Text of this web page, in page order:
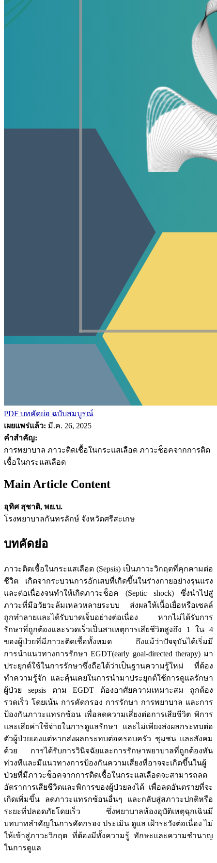
PDF บทคัดย่อ ฉบับสมบูรณ์
เผยแพร่แล้ว: มี.ค. 26, 2025
คำสำคัญ:
การพยาบาล ภาวะติดเชื้อในกระแสเลือด ภาวะช็อคจากการติด
เชื้อในกระแสเลือด
Main Article Content
อุทิศ สุชาติ, พย.บ.
โรงพยาบาลกันทรลักษ์ จังหวัดศรีสะเกษ
บทคัดย่อ
ภาวะติดเชื้อในกระแสเลือด (Sepsis) เป็นภาวะวิกฤตที่คุกคามต่อ
ชีวิต เกิดจากระบวนการอักเสบที่เกิดขึ้นในร่างกายอย่างรุนแรง
และต่อเนื่องจนทำให้เกิดภาวะช็อค (Septic shock) ซึ่งนําไปสู่
ภาวะที่มีอวัยวะล้มเหลวหลายระบบ ส่งผลให้เนื้อเยื่อหรือเซลล์
ถูกทำลายและได้รับบาดเจ็บอย่างต่อเนื่อง หากไม่ได้รับการ
รักษาที่ถูกต้องและรวดเร็วเป็นสาเหตุการเสียชีวิตสูงถึง 1 ใน 4
ของผู้ป่วยที่มีภาวะติดเชื้อทั้งหมด ถึงแม้ว่าปัจจุบันได้เริ่มมี
การนำแนวทางการรักษา EGDT(early goal-directed therapy) มา
ประยุกต์ใช้ในการรักษาซึ่งถือได้ว่าเป็นฐานความรู้ใหม่ ที่ต้อง
ทำความรู้จัก และคุ้นเคยในการนำมาประยุกต์ใช้การดูแลรักษา
ผู้ป่วย sepsis ตาม EGDT ต้องอาศัยความเหมาะสม ถูกต้อง
รวดเร็ว โดยเน้น การคัดกรอง การรักษา การพยาบาล และการ
ป้องกันภาวะแทรกซ้อน เพื่อลดความเสี่ยงต่อการเสียชีวิต พิการ
และเสียค่าใช้จ่ายในการดูแลรักษา และไม่เพียงส่งผลกระทบต่อ
ตัวผู้ป่วยเองแต่หากส่งผลกระทบต่อครอบครัว ชุมชน และสังคม
ด้วย การได้รับการวินิจฉัยและการรักษาพยาบาลที่ถูกต้องทัน
ท่วงทีและมีแนวทางการป้องกันความเสี่ยงที่อาจจะเกิดขึ้นในผู้
ป่วยที่มีภาวะช็อคจากการติดเชื้อในกระแสเลือดจะสามารถลด
อัตราการเสียชีวิตและพิการของผู้ป่วยลงได้ เพื่อลดอันตรายที่จะ
เกิดเพิ่มขึ้น ลดภาวะแทรกซ้อนอื่นๆ และกลับสู่สภาวะปกติหรือ
ระยะที่ปลอดภัยโดยเร็ว ซึ่งพยาบาลห้องอุบัติเหตุฉุกเฉินมี
บทบาทสำคัญในการคัดกรอง ประเมิน ดูแล เฝ้าระวังต่อเนื่อง ไม่
ให้เข้าสู่ภาวะวิกฤต ที่ต้องมีทั้งความรู้ ทักษะและความชำนาญ
ในการดูแล